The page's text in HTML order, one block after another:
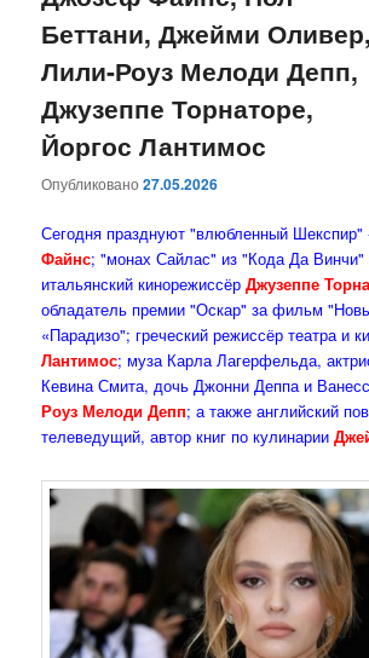
Беттани, Джейми Оливер,
Лили-Роуз Мелоди Депп,
Джузеппе Торнаторе,
Йоргос Лантимос
Опубликовано27.05.2026
Сегодня празднуют "влюбленный Шекспир"
Файнс; "монах Сайлас" из "Кода Да
итальянский кинорежиссёрДжузеппе
обладатель премии "Оскар" за фильм
«Парадизо"; греческий режиссёр театра и
Лантимос; муза Карла Лагерфельда,
Кевина Смита, дочь Джонни Деппа и
Роуз Мелоди Депп; а также английский
телеведущий, автор книг по кулинарии